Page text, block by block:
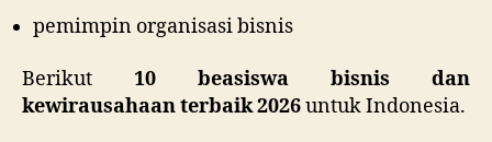
pemimpin organisasi bisnis
Berikut 10 beasiswa bisnis dan
kewirausahaan terbaik 2026untuk Indonesia.